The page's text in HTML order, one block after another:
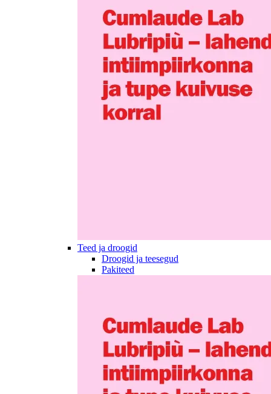
Teed ja droogid
Droogid ja teesegud
Pakiteed